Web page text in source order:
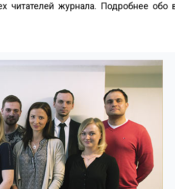
читателей журнала. Подробнее обо